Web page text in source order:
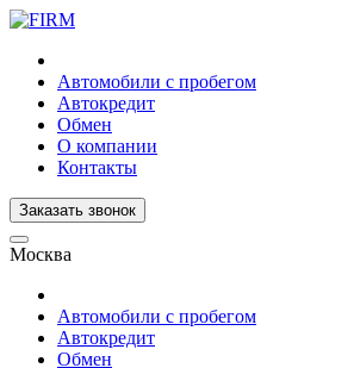
Автомобили с пробегом
Автокредит
Обмен
О компании
Контакты
Заказать звонок
Москва
Автомобили с пробегом
Автокредит
Обмен